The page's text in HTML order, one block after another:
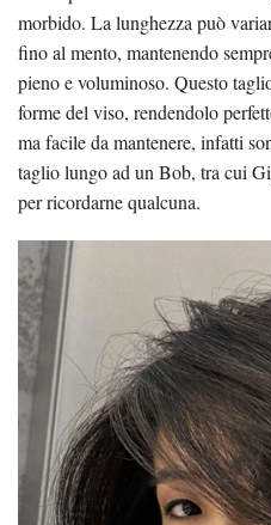
morbido. La lunghezza può
fino al mento, mantenendo
pieno e voluminoso. Questo
forme del viso, rendendolo
ma facile da mantenere, infatti
taglio lungo ad un Bob, tra cui
per ricordarne qualcuna.